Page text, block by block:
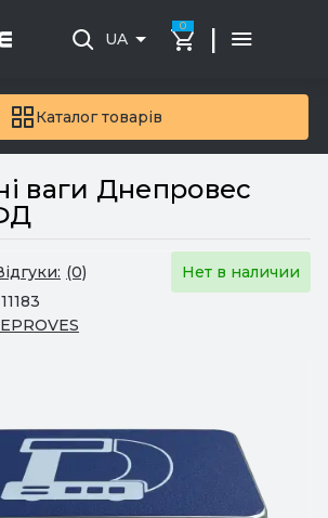
Каталог товарів
UA
0 |
ваги Днепровес
(0)
Нет в наличии